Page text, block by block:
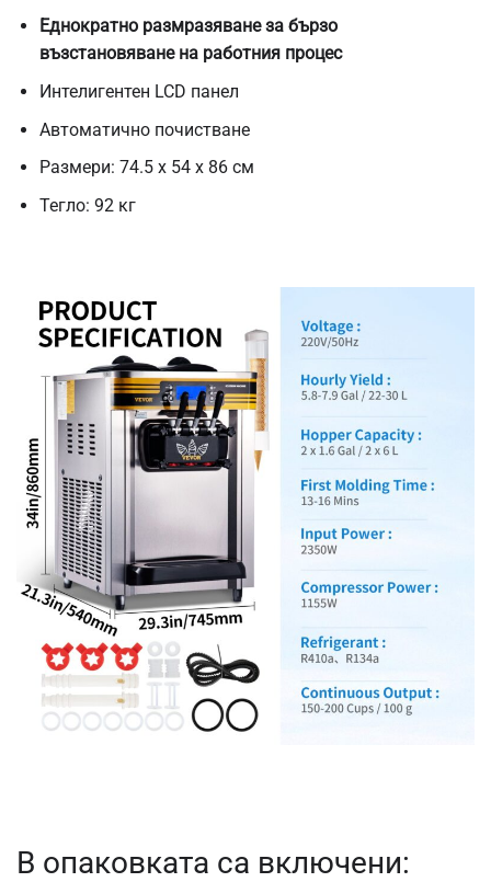
Еднократно размразяване за бързо
възстановяване на работния процес
Интелигентен LCD панел
Автоматично почистване
Размери: 74.5 х 54 х 86 см
Тегло: 92 кг
В опаковката са включени: